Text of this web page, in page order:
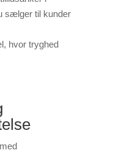
sælger til kunder
hvor tryghed